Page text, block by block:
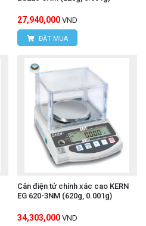
27,940,000 VND
ĐẶT MUA
Cân điện tử chính xác cao KERN
EG 620-3NM (620g, 0.001g)
34,303,000 VND